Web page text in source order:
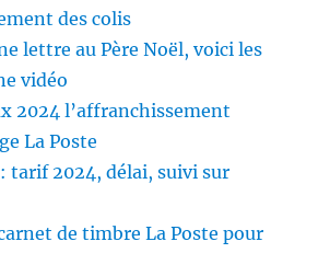
des colis
lettre au Père Noël, voici les
vidéo
2024 l’affranchissement
La Poste
tarif 2024, délai, suivi sur
de timbre La Poste pour